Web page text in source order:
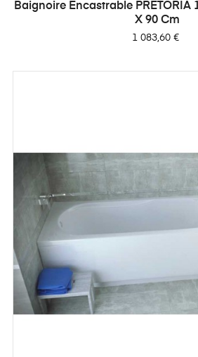
Baignoire Encastrable PRETORIA
X 90 Cm
Prix
1 083,60 €